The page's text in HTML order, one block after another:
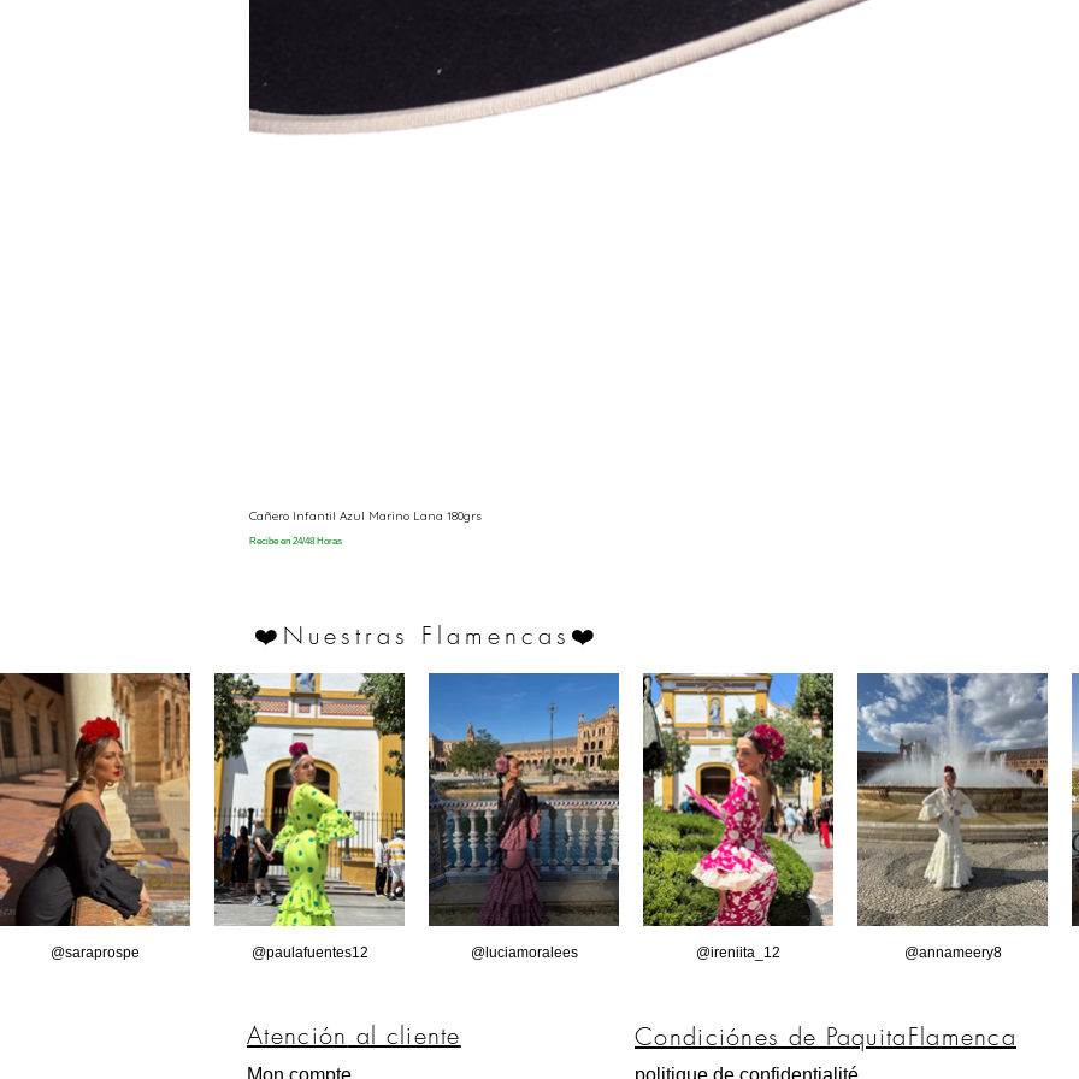
Cañero Infantil Azul Marino Lana 180grs
Recibe en 24/48 Horas
❤️ Nuestras Flamencas ❤️
@saraprospe @paulafuentes12 @luciamoralees @ireniita_12 @annameery8
Atención al cliente Condiciónes de PaquitaFlamenca